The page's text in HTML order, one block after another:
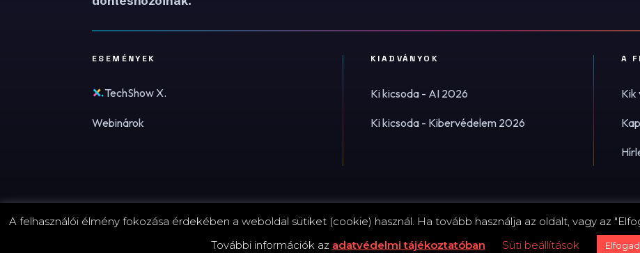
ESEMÉNYEK
TechShow X.
Webinárok
KIADVÁNYOK
Ki kicsoda - AI 2026
Ki kicsoda - Kibervédelem 2026
A
Kik
© 2026 FinTechZone.hu - A FinTech Group Kft. Impresszum
A felhasználói élmény fokozása érdekében a weboldal sütiket (cookie) használ. Ha tovább használja az oldalt, vagy az
További információk az adatvédelmi tájékoztatóban Süti beállítások